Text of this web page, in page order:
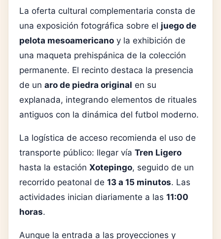
La oferta cultural complementaria consta de
una exposición fotográfica sobre el juego de
pelota mesoamericano y la exhibición de
una maqueta prehispánica de la colección
permanente. El recinto destaca la presencia
de un aro de piedra original en su
explanada, integrando elementos de rituales
antiguos con la dinámica del futbol moderno.
La logística de acceso recomienda el uso de
transporte público: llegar vía Tren Ligero
hasta la estación Xotepingo, seguido de un
recorrido peatonal de 13 a 15 minutos. Las
actividades inician diariamente a las 11:00
horas.
Aunque la entrada a las proyecciones y